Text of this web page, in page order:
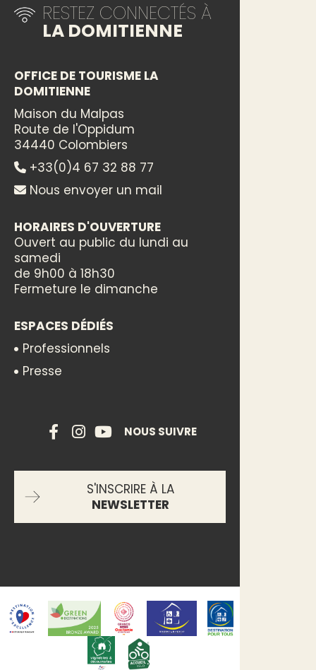
RESTEZ CONNECTÉS À
LA DOMITIENNE
OFFICE DE TOURISME LA
DOMITIENNE
Maison du Malpas
Route de l'Oppidum
34440 Colombiers
+33(0)4 67 32 88 77
Nous envoyer un mail
HORAIRES D'OUVERTURE
Ouvert au public du lundi au
samedi
de 9h00 à 18h30
Fermeture le dimanche
ESPACES DÉDIÉS
Professionnels
Presse
NOUS SUIVRE
S'INSCRIRE À LA
NEWSLETTER